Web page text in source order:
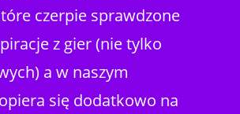
czerpie sprawdzone
z gier (nie tylko
a w naszym
się dodatkowo na